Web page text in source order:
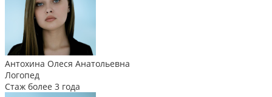
Антохина Олеся Анатольевна
Логопед
Стаж более 3 года